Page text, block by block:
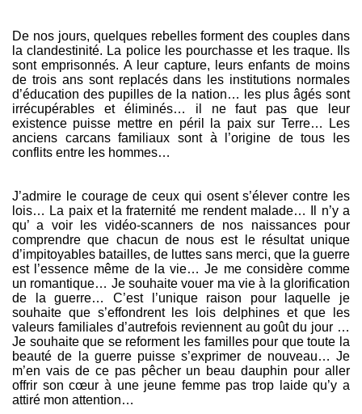
De nos jours, quelques rebelles forment des couples dans
la clandestinité. La police les pourchasse et les traque. Ils
sont emprisonnés. A leur capture, leurs enfants de moins
de trois ans sont replacés dans les institutions normales
d’éducation des pupilles de la nation… les plus âgés sont
irrécupérables et éliminés… il ne faut pas que leur
existence puisse mettre en péril la paix sur Terre… Les
anciens carcans familiaux sont à l’origine de tous les
conflits entre les hommes…
J’admire le courage de ceux qui osent s’élever contre les
lois… La paix et la fraternité me rendent malade… Il n’y a
qu’ a voir les vidéo-scanners de nos naissances pour
comprendre que chacun de nous est le résultat unique
d’impitoyables batailles, de luttes sans merci, que la guerre
est l’essence même de la vie… Je me considère comme
un romantique… Je souhaite vouer ma vie à la glorification
de la guerre… C’est l’unique raison pour laquelle je
souhaite que s’effondrent les lois delphines et que les
valeurs familiales d’autrefois reviennent au goût du jour …
Je souhaite que se reforment les familles pour que toute la
beauté de la guerre puisse s’exprimer de nouveau… Je
m’en vais de ce pas pêcher un beau dauphin pour aller
offrir son cœur à une jeune femme pas trop laide qu’y a
attiré mon attention…